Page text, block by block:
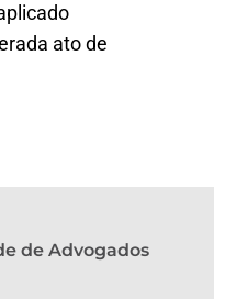
ato de
de Advogados